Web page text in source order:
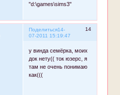
"d:\games\sims3"
Поделиться 14
14-
07-2011 15:19:47
у винда семёрка, моих
док нету(( ток юзерс, я
там не очень понимаю
как(((